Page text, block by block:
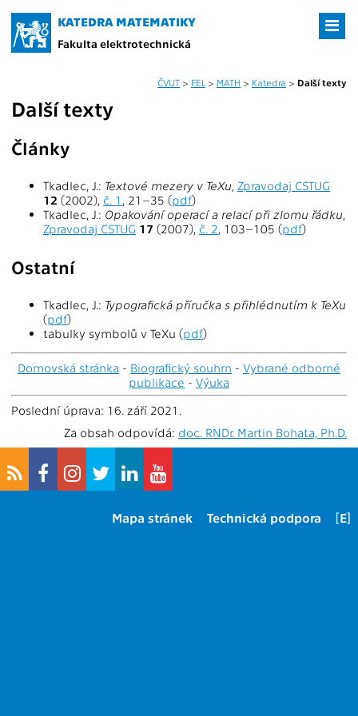
KATEDRA MATEMATIKY
Fakulta elektrotechnická
ČVUT > FEL > MATH > Katedra > Další texty
Další texty
Články
Tkadlec, J.: Textové mezery v TeXu, Zpravodaj CSTUG
12 (2002), č. 1 , 21–35 (pdf)
Tkadlec, J.: Opakování operací a relací při zlomu řádku,
Zpravodaj CSTUG 17 (2007), č. 2, 103–105 (pdf)
Ostatní
Tkadlec, J.: Typografická příručka s přihlédnutím k TeXu
(pdf)
tabulky symbolů v TeXu (pdf)
Domovská stránka - Biografický souhrn - Vybrané odborné
publikace - Výuka
Poslední úprava: 16. září 2021.
Za obsah odpovídá: doc. RNDr. Martin Bohata, Ph.D.
[E]
Technická podpora
Mapa stránek